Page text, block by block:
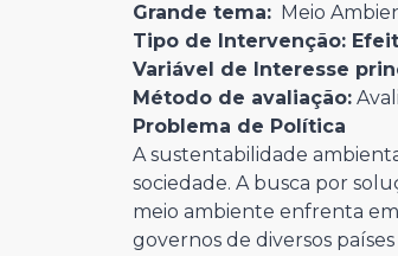
Grande tema: Meio
Tipo de Intervenção:
Variável de Interesse
Método de avaliação:
Problema de Política
A sustentabilidade
sociedade. A busca por
meio ambiente enfrenta
governos de diversos